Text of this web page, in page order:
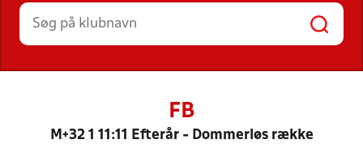
HOLD
FB
M+32 1 11:11 Efterår - Dommerløs række